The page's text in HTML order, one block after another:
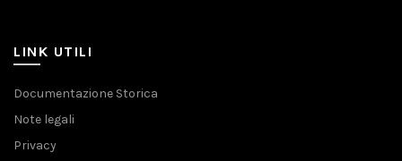
LINK UTILI
Documentazione Storica
Note legali
Privacy